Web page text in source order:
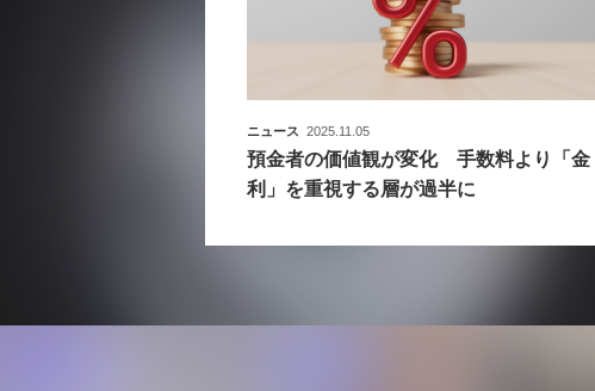
ニュース 2025.11.05
預金者の価値観が変化 手数料より「金
利」を重視する層が過半に